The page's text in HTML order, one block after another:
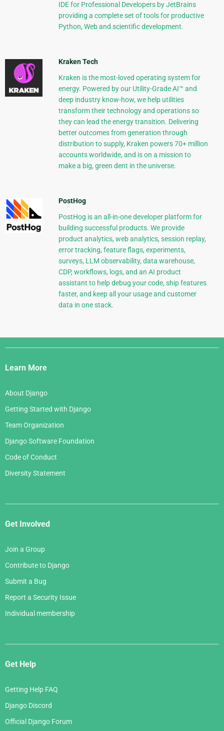
IDE for Professional Developers by JetBrains
providing a complete set of tools for productive
Python, Web and scientific development.
Kraken Tech
Kraken is the most-loved operating system for
energy. Powered by our Utility-Grade AI™ and
deep industry know-how, we help utilities
transform their technology and operations so
they can lead the energy transition. Delivering
better outcomes from generation through
distribution to supply, Kraken powers 70+ million
accounts worldwide, and is on a mission to
make a big, green dent in the universe.
PostHog
PostHog is an all-in-one developer platform for
building successful products. We provide
product analytics, web analytics, session replay,
error tracking, feature flags, experiments,
surveys, LLM observability, data warehouse,
CDP, workflows, logs, and an AI product
assistant to help debug your code, ship features
faster, and keep all your usage and customer
data in one stack.
Django
Links
Learn More
About Django
Getting Started with Django
Team Organization
Django Software Foundation
Code of Conduct
Diversity Statement
Get Involved
Join a Group
Contribute to Django
Submit a Bug
Report a Security Issue
Individual membership
Get Help
Getting Help FAQ
Django Discord
Official Django Forum